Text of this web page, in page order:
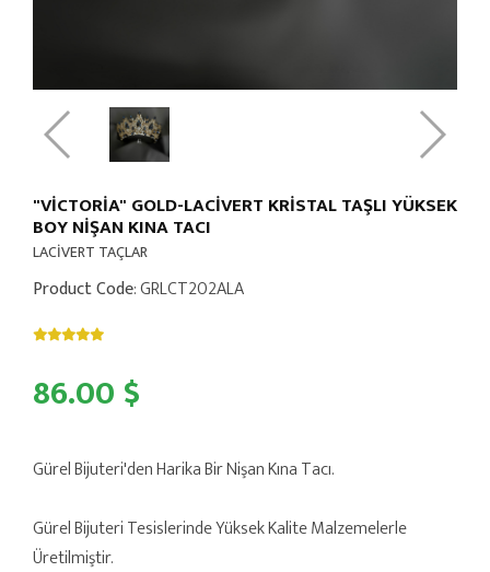
"VİCTORİA" GOLD-LACİVERT KRİSTAL TAŞLI YÜKSEK
BOY NİŞAN KINA TACI
LACİVERT TAÇLAR
Product Code: GRLCT202ALA
86.00 $
Gürel Bijuteri'den Harika Bir Nişan Kına Tacı.
Gürel Bijuteri Tesislerinde Yüksek Kalite Malzemelerle
Üretilmiştir.